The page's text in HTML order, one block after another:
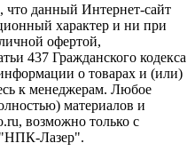
данный Интернет-сайт
характер и ни при
офертой,
437 Гражданского кодекса
о товарах и (или)
к менеджерам. Любое
материалов и
возможно только с
Лазер".